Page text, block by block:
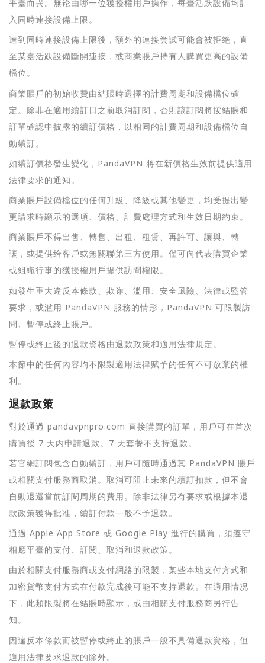
平臺而異。無论由哪一位獲授權用戶操作，每臺活跃設備均計
入同時連接設備上限。
達到同時連接設備上限後，額外的連接尝試可能會被拒绝，直
至某臺活跃設備斷開連接，或商業賬戶持有人購買更高的設備
檔位。
商業賬戶的初始收費由結賬時選擇的計費周期和設備檔位確
定。除非在適用續訂日之前取消訂閱，否則該訂閱將按結賬和
訂單確認中披露的續訂價格，以相同的計費周期和設備檔位自
動續訂。
如續訂價格發生變化，PandaVPN 將在新價格生效前提供適用
法律要求的通知。
商業賬戶設備檔位的任何升級、降級或其他變更，均受提出變
更請求時顯示的選項、價格、計費處理方式和生效日期約束。
商業賬戶不得出售、轉售、出租、租賃、再許可、讓與、轉
讓，或提供给客戶或無關聯第三方使用。僅可向代表購買企業
或組織行事的獲授權用戶提供訪問權限。
如發生重大違反本條款、欺诈、滥用、安全風險、法律或監管
要求，或滥用 PandaVPN 服務的情形，PandaVPN 可限製訪
問、暫停或終止賬戶。
暫停或終止後的退款資格由退款政策和適用法律規定。
本節中的任何內容均不限製適用法律赋予的任何不可放棄的權
利。
退款政策
對於通過 pandavpnpro.com 直接購買的訂單，用戶可在首次
購買後 7 天內申請退款。7 天套餐不支持退款。
若官網訂閱包含自動續訂，用戶可隨時通過其 PandaVPN 賬戶
或相關支付服務商取消。取消可阻止未來的續訂扣款，但不會
自動退還當前訂閱周期的費用。除非法律另有要求或根據本退
款政策獲得批准，續訂付款一般不予退款。
通過 Apple App Store 或 Google Play 進行的購買，須遵守
相應平臺的支付、訂閱、取消和退款政策。
由於相關支付服務商或支付網絡的限製，某些本地支付方式和
加密貨幣支付方式在付款完成後可能不支持退款。在適用情况
下，此類限製將在結賬時顯示，或由相關支付服務商另行告
知。
因違反本條款而被暫停或終止的賬戶一般不具備退款資格，但
適用法律要求退款的除外。